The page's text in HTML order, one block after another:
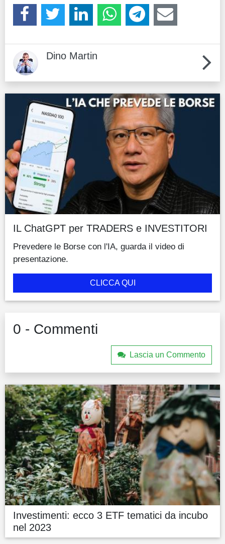
Dino Martin
IL ChatGPT per TRADERS e INVESTITORI
Prevedere le Borse con l'IA, guarda il video di
presentazione.
CLICCA QUI
0 - Commenti
Lascia un Commento
Investimenti: ecco 3 ETF tematici da incubo
nel 2023